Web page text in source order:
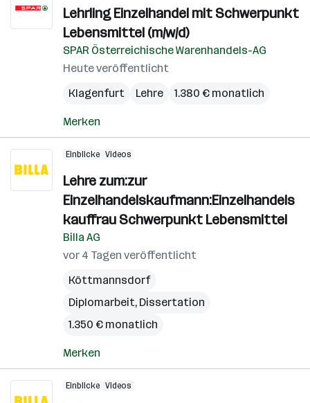
Lehrling Einzelhandel mit Schwerpunkt
Lebensmittel (m/w/d)
SPAR Österreichische Warenhandels-AG
Heute veröffentlicht
Klagenfurt
Lehre 1.380 € monatlich
Merken
Einblicke Videos
Lehre zum:zur
Einzelhandelskaufmann:Einzelhandels
kauffrau Schwerpunkt Lebensmittel
Billa AG
vor 4 Tagen veröffentlicht
Köttmannsdorf
Diplomarbeit, Dissertation
1.350 € monatlich
Merken
Einblicke Videos